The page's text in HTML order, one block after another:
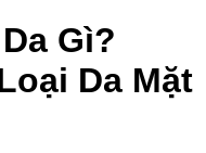
Gì?
Da Mặt